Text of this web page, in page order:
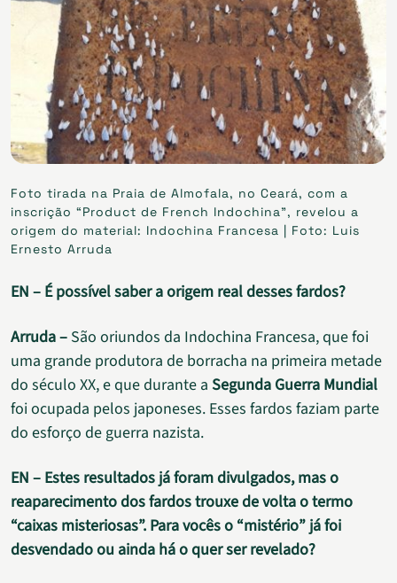
Foto tirada na Praia de Almofala, no Ceará, com a
inscrição “Product de French Indochina”, revelou a
origem do material: Indochina Francesa | Foto: Luis
Ernesto Arruda
EN – É possível saber a origem real desses fardos?
Arruda – São oriundos da Indochina Francesa, que foi
uma grande produtora de borracha na primeira metade
do século XX, e que durante a Segunda Guerra Mundial
foi ocupada pelos japoneses. Esses fardos faziam parte
do esforço de guerra nazista.
EN – Estes resultados já foram divulgados, mas o
reaparecimento dos fardos trouxe de volta o termo
“caixas misteriosas”. Para vocês o “mistério” já foi
desvendado ou ainda há o quer ser revelado?